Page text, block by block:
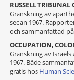
RUSSELL TRIBUNAL
Granskning av
sedan 1967.
och sammanfattad
OCCUPATION,
Granskning av
1967. Både
gratis hos Human